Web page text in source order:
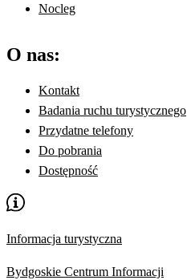
Nocleg
O nas:
Kontakt
Badania ruchu turystycznego
Przydatne telefony
Do pobrania
Dostępność
Informacja turystyczna
Bydgoskie Centrum Informacji